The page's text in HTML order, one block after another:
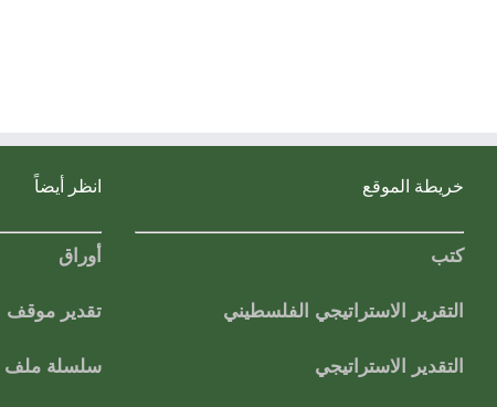
خريطة الموقع
كتب
التقرير الاستراتيجي الفلسطيني
التقدير الاستراتيجي
انظر أيضاً
أوراق
تقدير موقف
سلسلة ملف